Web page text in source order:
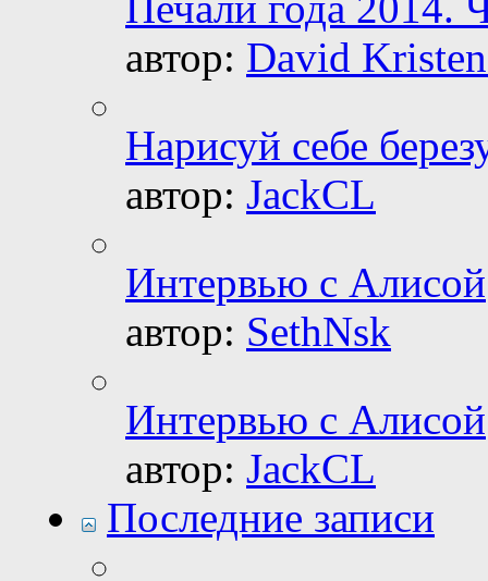
автор: David
Нарисуй себе
автор: JackCL
Интервью с Алисой
автор: SethNsk
Интервью с Алисой
автор: JackCL
Последние записи